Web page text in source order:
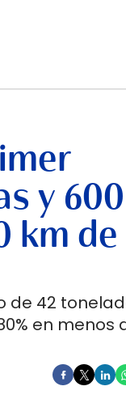
y 600
km de
de 42
en menos